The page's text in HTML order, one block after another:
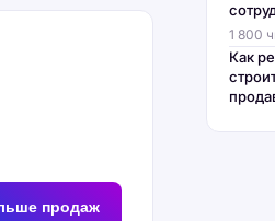
продаж
1 800
Как